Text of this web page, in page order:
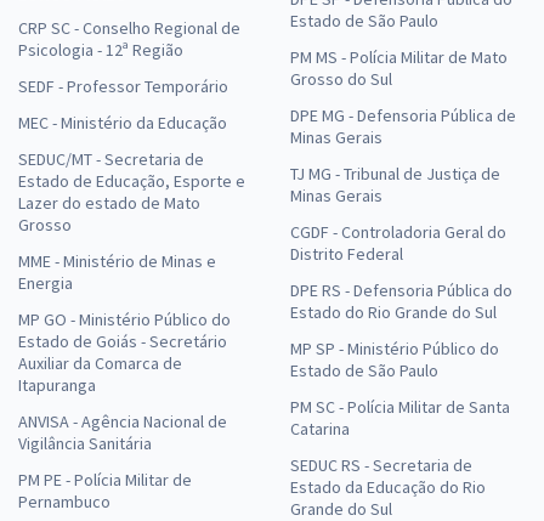
CRP SC - Conselho Regional de
Psicologia - 12ª Região
SEDF - Professor Temporário
MEC - Ministério da Educação
SEDUC/MT - Secretaria de
Estado de Educação, Esporte e
Lazer do estado de Mato
Grosso
MME - Ministério de Minas e
Energia
MP GO - Ministério Público do
Estado de Goiás - Secretário
Auxiliar da Comarca de
Itapuranga
ANVISA - Agência Nacional de
Vigilância Sanitária
PM PE - Polícia Militar de
Pernambuco
Estado de São Paulo
PM MS - Polícia Militar de Mato
Grosso do Sul
DPE MG - Defensoria Pública de
Minas Gerais
TJ MG - Tribunal de Justiça de
Minas Gerais
CGDF - Controladoria Geral do
Distrito Federal
DPE RS - Defensoria Pública do
Estado do Rio Grande do Sul
MP SP - Ministério Público do
Estado de São Paulo
PM SC - Polícia Militar de Santa
Catarina
SEDUC RS - Secretaria de
Estado da Educação do Rio
Grande do Sul